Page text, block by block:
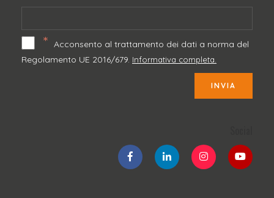
* Acconsento al trattamento dei dati a norma del
Regolamento UE 2016/679. Informativa completa.
INVIA